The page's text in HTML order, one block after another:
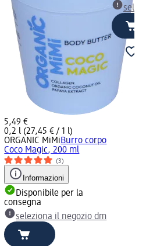
5,49 €
0,2 l (27,45 € / 1 l)
ORGANIC MiMiBurro corpo
Coco Magic, 200 ml
(3)
Informazioni
Disponibile per la
consegna
seleziona il negozio dm